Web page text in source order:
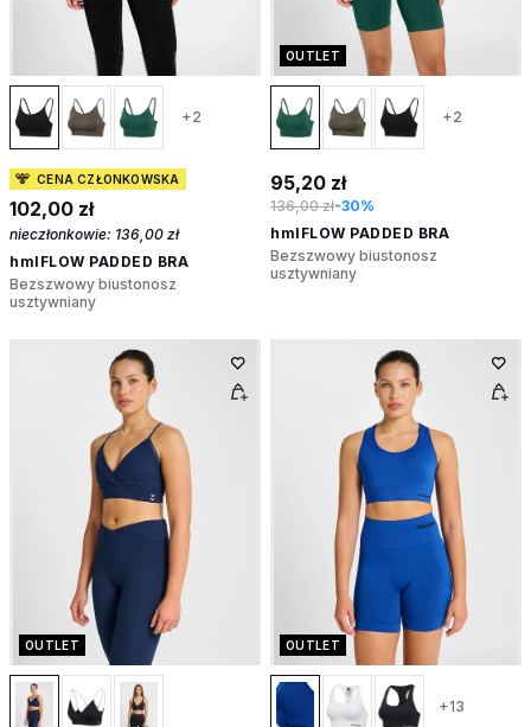
+2
CENA CZŁONKOWSKA
102,00 zł
nieczłonkowie: 136,00 zł
hmlFLOW PADDED BRA
Bezszwowy biustonosz
usztywniany
OUTLET
+2
95,20 zł
136,00 zł-30%
hmlFLOW PADDED BRA
Bezszwowy biustonosz
usztywniany
OUTLET OUTLET
+13